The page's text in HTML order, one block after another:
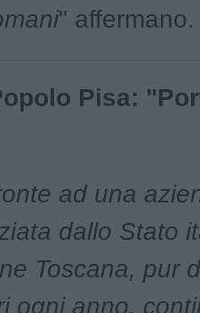
" affermano.
Pisa:
ad una
dallo Stato
Toscana, pur
ogni anno,